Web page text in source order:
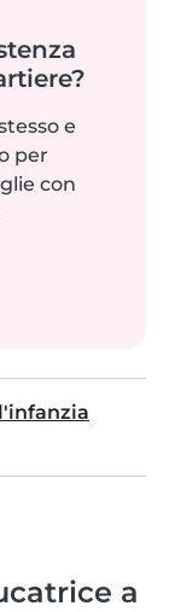
e
per
con
a